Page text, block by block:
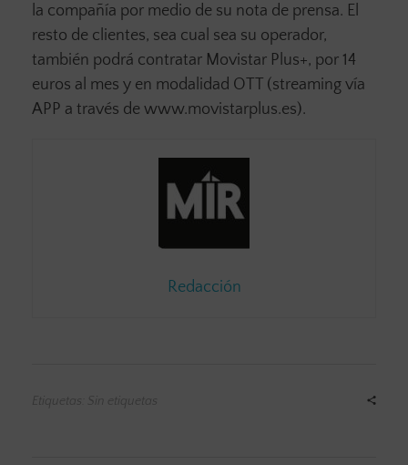
la compañía por medio de su nota de prensa. El
resto de clientes, sea cual sea su operador,
también podrá contratar Movistar Plus+, por 14
euros al mes y en modalidad OTT (streaming vía
APP a través de www.movistarplus.es).
Redacción
Etiquetas: Sin etiquetas